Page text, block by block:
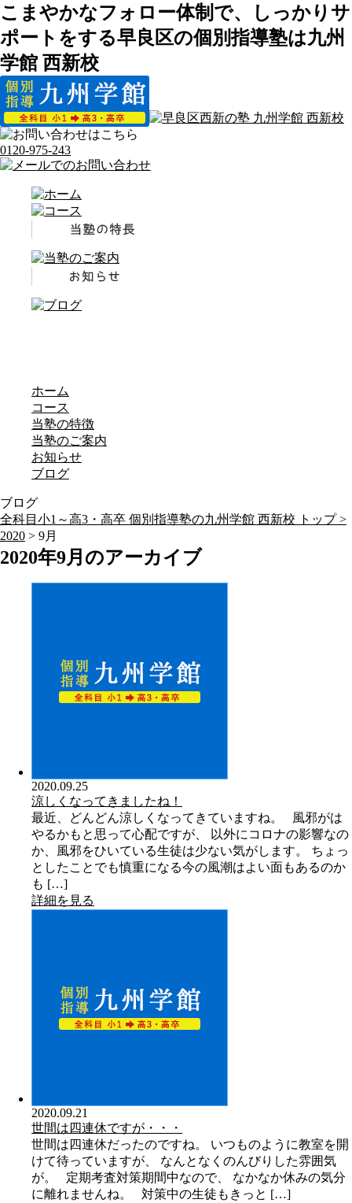
こまやかなフォロー体制で、しっかりサ
ポートをする早良区の個別指導塾は九州
学館 西新校
0120-975-243
ホーム
コース
当塾の特徴
当塾のご案内
お知らせ
ブログ
ブログ
全科目小1～高3・高卒 個別指導塾の九州学館 西新校 トップ >
2020 > 9月
2020年9月のアーカイブ
2020.09.25
涼しくなってきましたね！
最近、どんどん涼しくなってきていますね。 風邪がは
やるかもと思って心配ですが、 以外にコロナの影響なの
か、風邪をひいている生徒は少ない気がします。 ちょっ
としたことでも慎重になる今の風潮はよい面もあるのか
も […]
詳細を見る
2020.09.21
世間は四連休ですが・・・
世間は四連休だったのですね。 いつものように教室を開
けて待っていますが、 なんとなくのんびりした雰囲気
が。 定期考査対策期間中なので、 なかなか休みの気分
に離れませんね。 対策中の生徒もきっと […]